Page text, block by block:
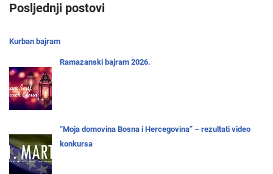
Posljednji postovi
Kurban bajram
Ramazanski bajram 2026.
“Moja domovina Bosna i Hercegovina” – rezultati video
konkursa